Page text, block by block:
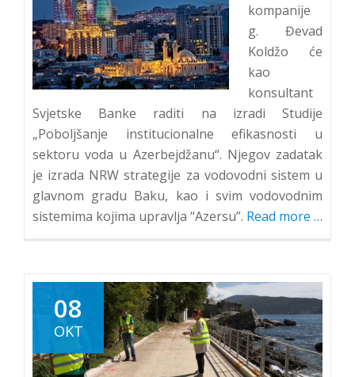
kompanije
g. Đevad
Koldžo će
kao
konsultant
Svjetske Banke raditi na izradi Studije
„Poboljšanje institucionalne efikasnosti u
sektoru voda u Azerbejdžanu“. Njegov zadatak
je izrada NRW strategije za vodovodni sistem u
glavnom gradu Baku, kao i svim vodovodnim
sistemima kojima upravlja “Azersu”. Read more about
d.o.o.
u
…
08
OKT